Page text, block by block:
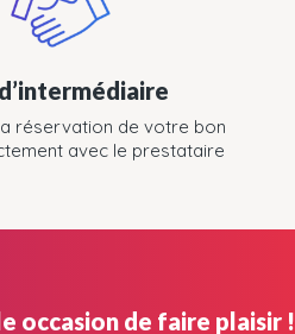
réservation de votre bon
avec le prestataire
occasion de faire plaisir !